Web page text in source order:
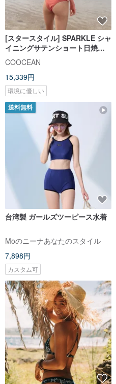
[スタースタイル] SPARKLE シャ
イニングサテンショート日焼け
止め服 コーラルパウダー
COOCEAN
15,339円
環境に優しい
送料無料
台湾製 ガールズツーピース水着
Moのニーナあなたのスタイル
7,898円
カスタム可